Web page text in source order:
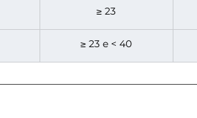
≥ 23
≥ 23 e < 40